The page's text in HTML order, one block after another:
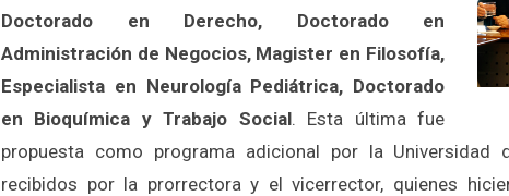
Doctorado en Derecho, Doctorado en
Administración de Negocios, Magister en Filosofía,
Especialista en Neurología Pediátrica, Doctorado
en Bioquímica y Trabajo Social. Esta última fue
propuesta como programa adicional por la
recibidos por la prorrectora y el vicerrector, quienes